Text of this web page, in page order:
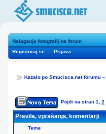
Nalaganje fotografij na forum
Registriraj se :: Prijava
Kazalo po Smucisca.net forumu »
Pojdi na stran 1 2
Pravila, vprašanja, komentarji
Teme